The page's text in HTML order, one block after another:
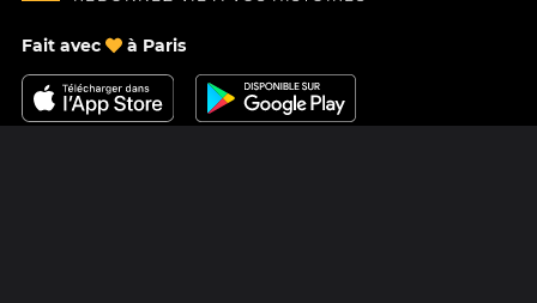
Fait avec à Paris